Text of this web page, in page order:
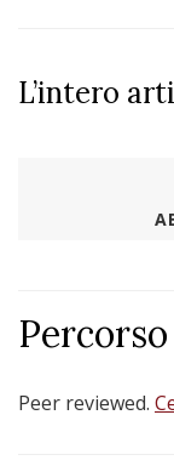
L’intero
Peer reviewed.